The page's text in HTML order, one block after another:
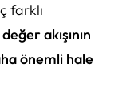
farklı
değer akışının
önemli hale